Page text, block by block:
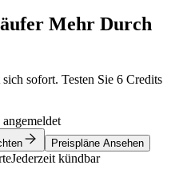
Mehr Durch
sofort. Testen Sie 6 Credits
Preispläne Ansehen
Jederzeit kündbar